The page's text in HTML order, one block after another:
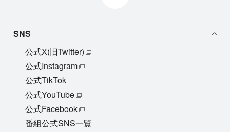
SNS
公式X(旧Twitter)
公式Instagram
公式TikTok
公式YouTube
公式Facebook
番組公式SNS一覧